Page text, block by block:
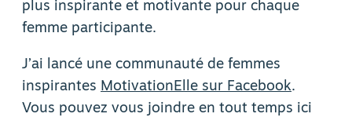
plus inspirante et motivante pour chaque
femme participante.
J’ai lancé une communauté de femmes
inspirantes MotivationElle sur Facebook.
Vous pouvez vous joindre en tout temps ici